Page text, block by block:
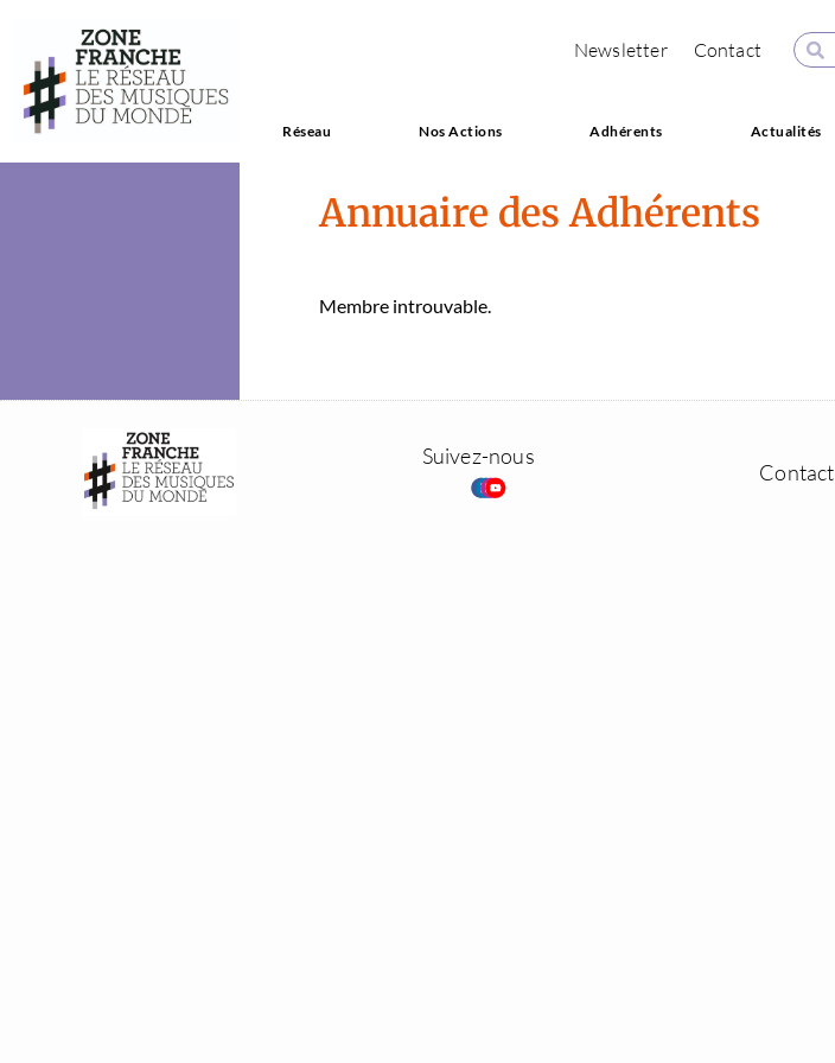
Newsletter Contact
Réseau Nos Actions Adhérents Actualités
Annuaire des Adhérents
Mem­bre introu­vable.
Suivez-nous
Contact